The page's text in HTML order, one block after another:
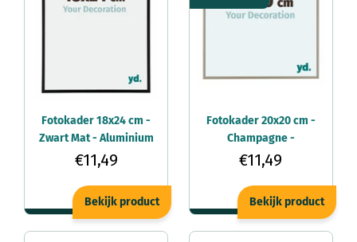
Fotokader 18x24 cm -
Zwart Mat - Aluminium
- Kent
€11,49
Bekijk product
Fotokader 20x20 cm -
Champagne -
Aluminium - Kent
€11,49
Bekijk product